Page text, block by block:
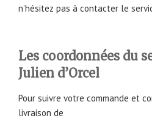
n’hésitez pas à contacter le
Les coordonnées du
Julien d’Orcel
Pour suivre votre commande et
livraison de